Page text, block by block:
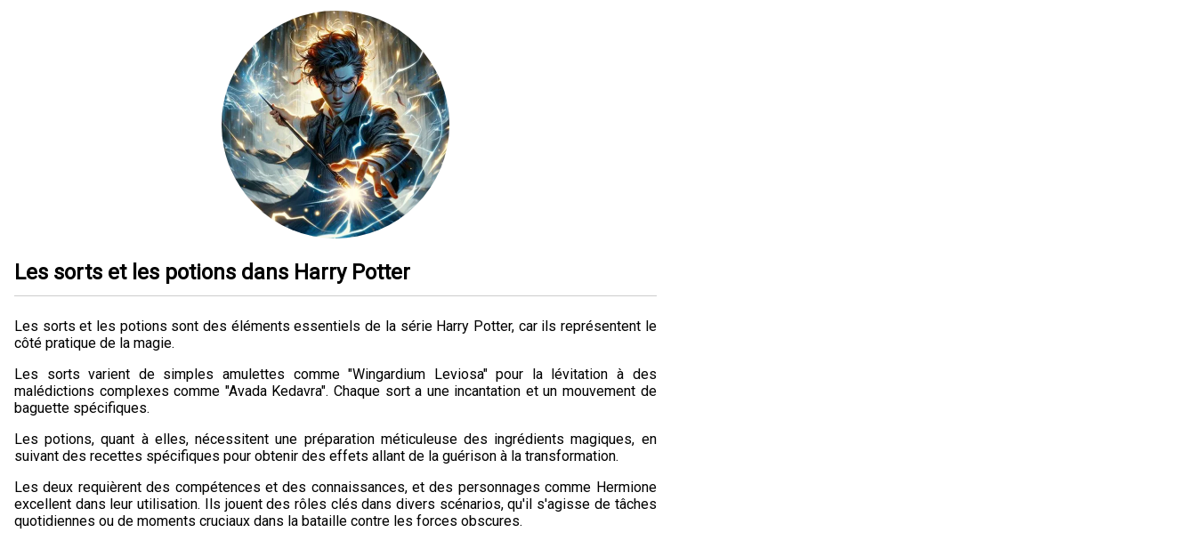
Les sorts et les potions dans Harry Potter
Les sorts et les potions sont des éléments essentiels de la série Harry Potter, car ils représentent le
côté pratique de la magie.
Les sorts varient de simples amulettes comme "Wingardium Leviosa" pour la lévitation à des
malédictions complexes comme "Avada Kedavra". Chaque sort a une incantation et un mouvement de
baguette spécifiques.
Les potions, quant à elles, nécessitent une préparation méticuleuse des ingrédients magiques, en
suivant des recettes spécifiques pour obtenir des effets allant de la guérison à la transformation.
Les deux requièrent des compétences et des connaissances, et des personnages comme Hermione
excellent dans leur utilisation. Ils jouent des rôles clés dans divers scénarios, qu'il s'agisse de tâches
quotidiennes ou de moments cruciaux dans la bataille contre les forces obscures.